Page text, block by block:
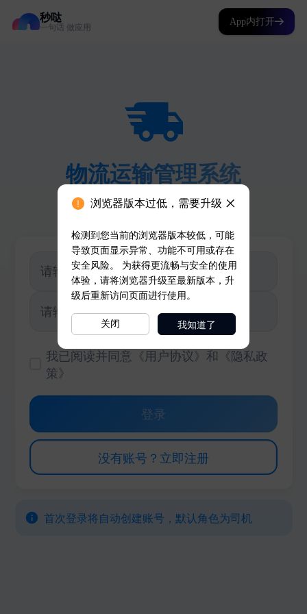
秒哒
一句话 做应用
App内打开
浏览器版本过低，需要升级
检测到您当前的浏览器版本较低，可能
导致页面显示异常、功能不可用或存在
安全风险。 为获得更流畅与安全的使用
体验，请将浏览器升级至最新版本，升
级后重新访问页面进行使用。
关闭 我知道了